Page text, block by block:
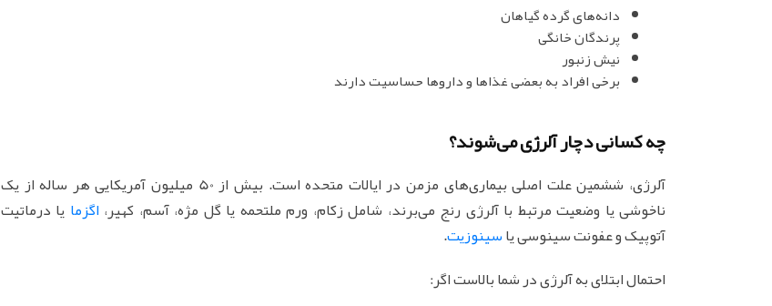
دانه‌های گرده گیاهان
پرندگان خانگی
نیش زنبور
برخی افراد به بعضی غذاها و داروها حساسیت دارند
چه کسانی دچار آلرژی می‌شوند؟
آلرژی، ششمین علت اصلی بیماری‌های مزمن در ایالات متحده است. بیش از 50 میلیون آمریکایی هر ساله از یک
ناخوشی یا وضعیت مرتبط با آلرژی رنج می‌برند، شامل زکام، ورم ملتحمه یا گل مژه، آسم، کهیر،اگزما یا درماتیت
آتوپیک و عفونت سینوسی یاسینوزیت.
احتمال ابتلای به آلرژی در شما بالاست اگر: